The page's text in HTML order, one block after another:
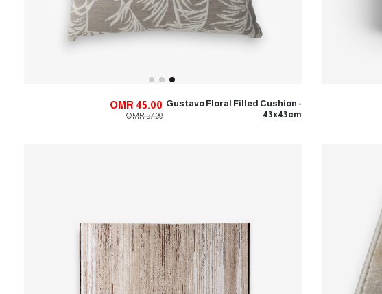
Gustavo Floral Filled Cushion -
43x43cm
OMR 45.00
OMR 57.00